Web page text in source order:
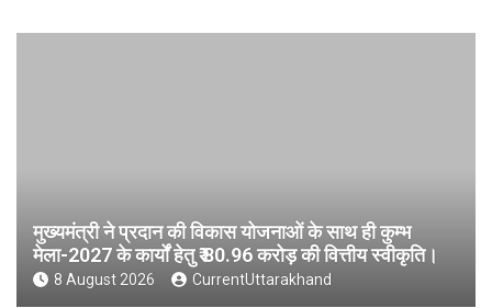
मुख्यमंत्री ने प्रदान की विकास योजनाओं के साथ ही कुम्भ
मेला-2027 के कार्यों हेतु ₹ 80.96 करोड़ की वित्तीय स्वीकृति।
8 August 2026 CurrentUttarakhand